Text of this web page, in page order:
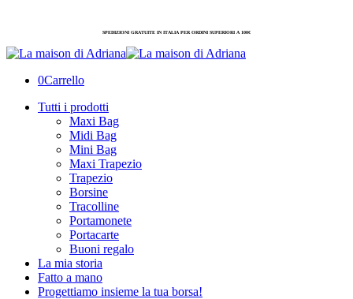
SPEDIZIONI GRATUITE IN ITALIA PER ORDINI SUPERIORI A 100€
0Carrello
Tutti i prodotti
Maxi Bag
Midi Bag
Mini Bag
Maxi Trapezio
Trapezio
Borsine
Tracolline
Portamonete
Portacarte
Buoni regalo
La mia storia
Fatto a mano
Progettiamo insieme la tua borsa!